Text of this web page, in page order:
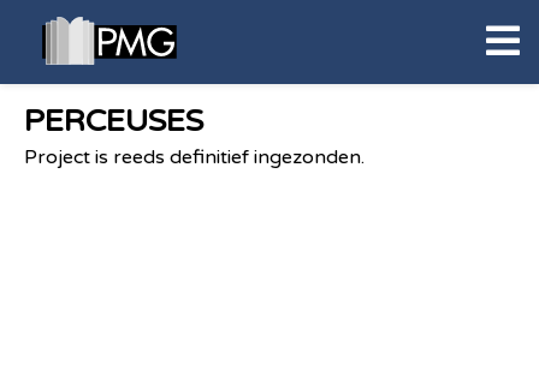
PERCEUSES
Project is reeds definitief ingezonden.